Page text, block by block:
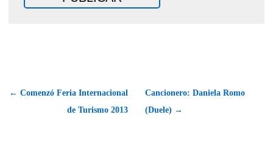
← Comenzó Feria Internacional
de Turismo 2013
Cancionero: Daniela Romo
(Duele) →